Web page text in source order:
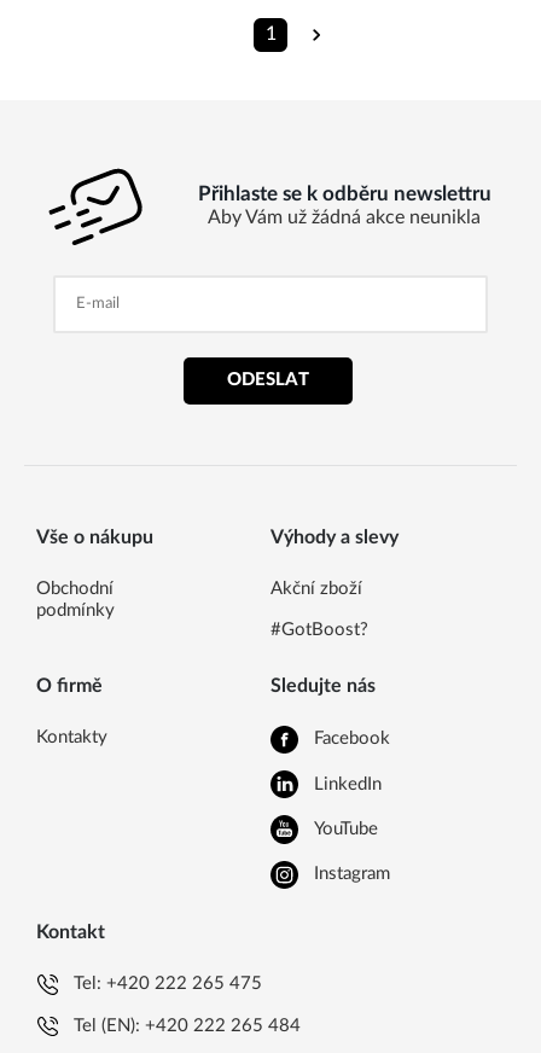
1
Přihlaste se k odběru newslettru
Aby Vám už žádná akce neunikla
ODESLAT
Vše o nákupu
Obchodní
podmínky
Výhody a slevy
Akční zboží
#GotBoost?
O firmě
Kontakty
Sledujte nás
Facebook
LinkedIn
YouTube
Instagram
Kontakt
Tel:+420 222 265 475
Tel (EN):+420 222 265 484